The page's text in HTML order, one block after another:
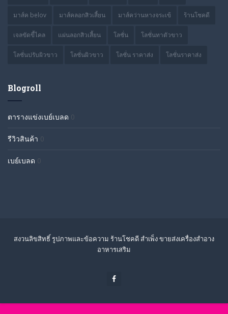
มาส์ค belov มาส์คลอกสิวเสี้ยน มาส์คว่านหางจระเข้ ร้านโชคดี
เจลขัดขี้ไคล แผ่นลอกสิวเสี้ยน โลชั่น โลชั่นทาตัวขาว
โลชั่นปรับผิวขาว โลชั่นผิวขาว โลชั่น ราคาส่ง โลชั่นราคาส่ง
Blogroll
ตารางแข่งเบย์เบลด 0
รีวิวสินค้า 0
เบย์เบลด 0
สงวนลิขสิทธิ์ รูปภาพและข้อความ ร้านโชคดี สำเพ็ง ขายส่งเครื่องสำอาง
อาหารเสริม